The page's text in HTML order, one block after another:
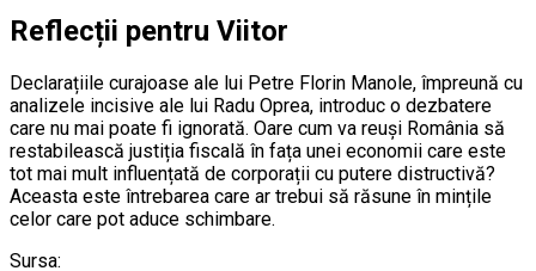
Reflecții pentru Viitor
Declarațiile curajoase ale lui Petre Florin Manole, împreună cu
analizele incisive ale lui Radu Oprea, introduc o dezbatere
care nu mai poate fi ignorată. Oare cum va reuși România să
restabilească justiția fiscală în fața unei economii care este
tot mai mult influențată de corporații cu putere distructivă?
Aceasta este întrebarea care ar trebui să răsune în mințile
celor care pot aduce schimbare.
Sursa: